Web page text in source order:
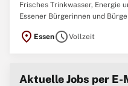
Frisches Trinkwasser, Energie
Essener Bürgerinnen und
die Uhr. In 150 Jahren
die Stadtwerke Essen vom
location_on EssenscheduleVollzeit
Aktuelle Jobs per E-